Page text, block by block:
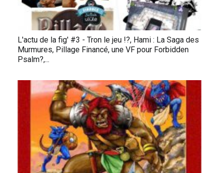
L'actu de la fig' #3 - Tron le jeu !?, Hami : La Saga des
Murmures, Pillage Financé, une VF pour Forbidden
Psalm?,...